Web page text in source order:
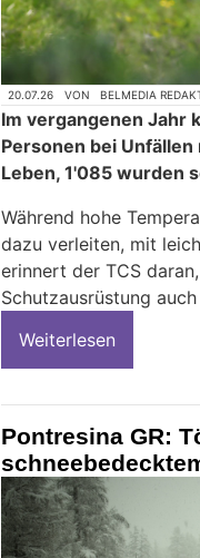
20.07.26 VON BELMEDIA
Im vergangenen Jahr
Personen bei
Leben, 1'085 wurden
Während hohe
dazu verleiten, mit
erinnert der TCS
Schutzausrüstung
Weiterlesen
Pontresina GR: